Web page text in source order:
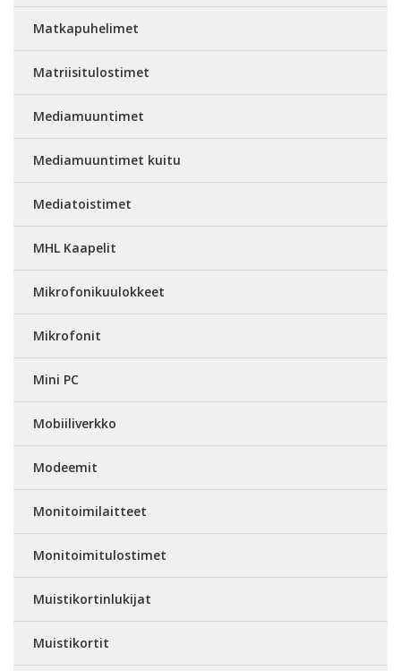
Matkapuhelimet
Matriisitulostimet
Mediamuuntimet
Mediamuuntimet kuitu
Mediatoistimet
MHL Kaapelit
Mikrofonikuulokkeet
Mikrofonit
Mini PC
Mobiiliverkko
Modeemit
Monitoimilaitteet
Monitoimitulostimet
Muistikortinlukijat
Muistikortit